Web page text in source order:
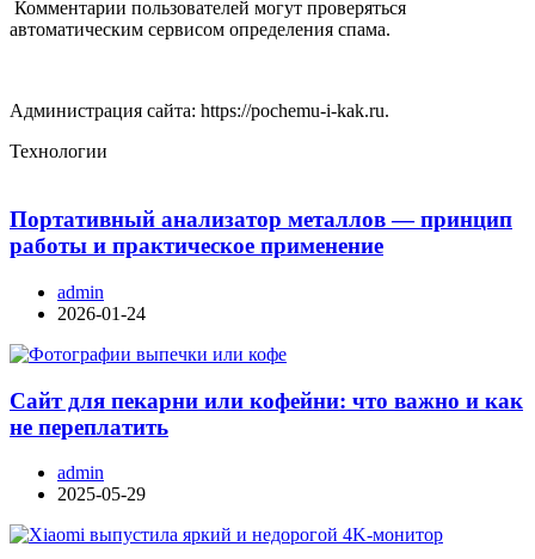
Комментарии пользователей могут проверяться
автоматическим сервисом определения спама.
Администрация сайта: https://pochemu-i-kak.ru.
Технологии
Портативный анализатор металлов — принцип
работы и практическое применение
admin
2026-01-24
Сайт для пекарни или кофейни: что важно и как
не переплатить
admin
2025-05-29